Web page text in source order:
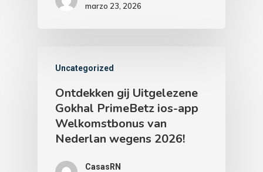
marzo 23, 2026
Uncategorized
Ontdekken gij Uitgelezene
Gokhal PrimeBetz ios-app
Welkomstbonus van
Nederlan wegens 2026!
CasasRN